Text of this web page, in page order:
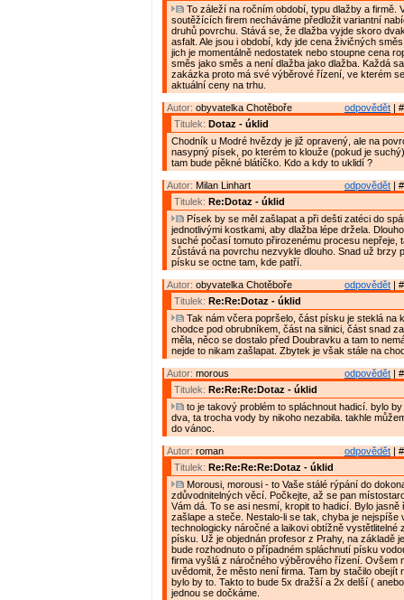
To záleží na ročním období, typu dlažby a firmě.
soutěžících firem necháváme předložit variantní
druhů povrchu. Stává se, že dlažba vyjde skoro
asfalt. Ale jsou i období, kdy jde cena živičných
jich je momentálně nedostatek nebo stoupne cena
směs jako směs a není dlažba jako dlažba. Každá
zakázka proto má své výběrové řízení, ve kterém
aktuální ceny na trhu.
odpovědět |
Autor: obyvatelka Chotěboře
Titulek: Dotaz - úklid
Chodník u Modré hvězdy je již opravený, ale na
nasypný písek, po kterém to klouže (pokud je
tam bude pěkné blátíčko. Kdo a kdy to uklidí ?
odpovědět |
Autor: Milan Linhart
Titulek: Re:Dotaz - úklid
Písek by se měl zašlapat a při dešti zatéci do
jednotlivými kostkami, aby dlažba lépe držela.
suché počasí tomuto přirozenému procesu nepřeje,
zůstává na povrchu nezvykle dlouho. Snad už brzy
písku se octne tam, kde patří.
odpovědět |
Autor: obyvatelka Chotěboře
Titulek: Re:Re:Dotaz - úklid
Tak nám včera popršelo, část písku je steklá na
chodce pod obrubníkem, část na silnici, část snad
měla, něco se dostalo před Doubravku a tam to
nejde to nikam zašlapat. Zbytek je však stále na
odpovědět |
Autor: morous
Titulek: Re:Re:Re:Dotaz - úklid
to je takový problém to spláchnout hadicí. bylo
dva, ta trocha vody by nikoho nezabila. takhle
do vánoc.
odpovědět |
Autor: roman
Titulek: Re:Re:Re:Re:Dotaz - úklid
Morousi, morousi - to Vaše stálé rýpání do
zdůvodnitelných věcí. Počkejte, až se pan
Vám dá. To se asi nesmí, kropit to hadicí. Bylo
zašlape a steče. Nestalo-li se tak, chyba je nejspíše
technologicky náročné a laikovi obtížně vystětlitelné
písku. Už je objednán profesor z Prahy, na základě
bude rozhodnuto o případném spláchnutí písku
firma vyšlá z náročného výběrového řízení. Ovšem
uvědomit, že město není firma. Tam by stačilo obejít
bylo by to. Takto to bude 5x dražší a 2x delší (
jednou se dočkáme.